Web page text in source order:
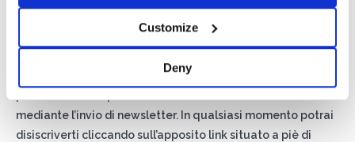
Customize
Deny
previsto dallaPrivacy Policydi Basic S.r.l .
Spuntando questa casella accetti di ricevere materiale
mediante l’invio di newsletter. In qualsiasi momento potrai
disiscriverti cliccando sull’apposito link situato a piè di